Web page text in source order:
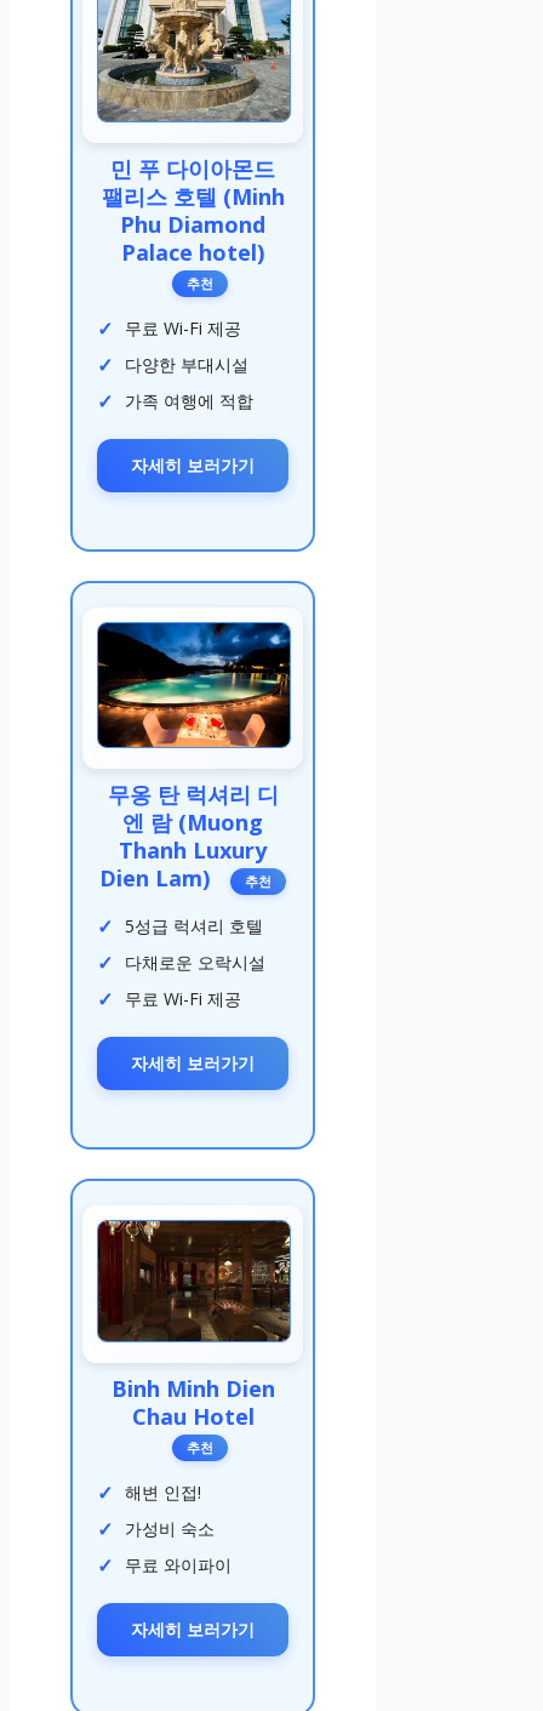
민 푸 다이아몬드
팰리스 호텔 (Minh
Phu Diamond
Palace hotel)
추천
무료 Wi-Fi 제공
다양한 부대시설
가족 여행에 적합
자세히 보러가기
무옹 탄 럭셔리 디
엔 람 (Muong
Thanh Luxury
Dien Lam)
추천
5성급 럭셔리 호텔
다채로운 오락시설
무료 Wi-Fi 제공
자세히 보러가기
Binh Minh Dien
Chau Hotel
추천
해변 인접!
가성비 숙소
무료 와이파이
자세히 보러가기